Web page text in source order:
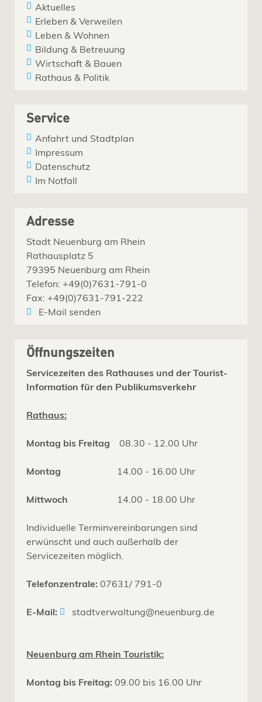
Aktuelles
Erleben & Verweilen
Leben & Wohnen
Bildung & Betreuung
Wirtschaft & Bauen
Rathaus & Politik
Service
Anfahrt und Stadtplan
Impressum
Datenschutz
Im Notfall
Adresse
Stadt Neuenburg am Rhein
Rathausplatz 5
79395 Neuenburg am Rhein
Telefon: +49(0)7631-791-0
Fax: +49(0)7631-791-222
E-Mail senden
Öffnungszeiten
Servicezeiten des Rathauses und der Tourist-
Information für den Publikumsverkehr
Rathaus:
Montag bis Freitag 08.30 - 12.00 Uhr
Montag 14.00 - 16.00 Uhr
Mittwoch 14.00 - 18.00 Uhr
Individuelle Terminvereinbarungen sind
erwünscht und auch außerhalb der
Servicezeiten möglich.
Telefonzentrale: 07631/ 791-0
E-Mail: stadtverwaltung@neuenburg.de
Neuenburg am Rhein Touristik:
Montag bis Freitag: 09.00 bis 16.00 Uhr